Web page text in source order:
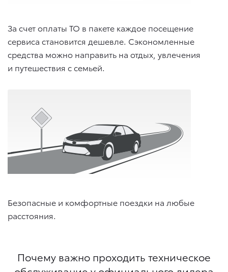
За счет оплаты ТО в пакете каждое посещение
сервиса становится дешевле. Сэкономленные
средства можно направить на отдых, увлечения
и путешествия с семьей.
Безопасные и комфортные поездки на любые
расстояния.
Почему важно проходить техническое